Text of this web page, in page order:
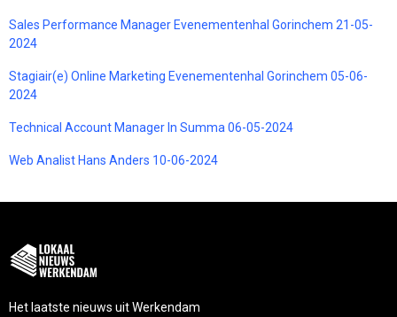
Sales Performance Manager Evenementenhal Gorinchem 21-05-
2024
Stagiair(e) Online Marketing Evenementenhal Gorinchem 05-06-
2024
Technical Account Manager In Summa 06-05-2024
Web Analist Hans Anders 10-06-2024
Het laatste nieuws uit Werkendam